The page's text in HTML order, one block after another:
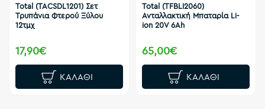
Total (TACSDL1201) Σετ
Τρυπάνια Φτερού Ξύλου
12τμχ
17,90€
ΚΑΛΆΘΙ
Total (TFBLI2060)
Ανταλλακτική Μπαταρία Li-
ion 20V 6Ah
65,00€
ΚΑΛΆΘΙ